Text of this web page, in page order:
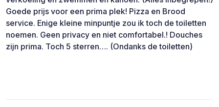
Goede prijs voor een prima plek! Pizza en Brood
service. Enige kleine minpuntje zou ik toch de toiletten
noemen. Geen privacy en niet comfortabel.! Douches
zijn prima. Toch 5 sterren…. (Ondanks de toiletten)